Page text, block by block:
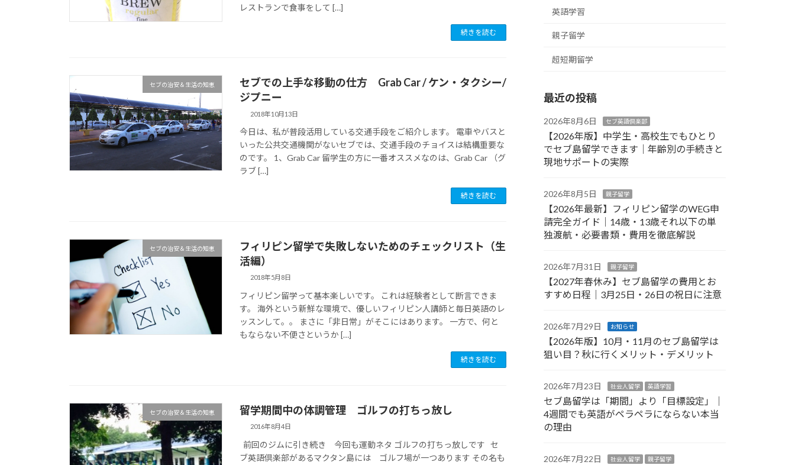
レストランで食事をして […]
続きを読む
セブの治安＆生活の知恵
セブでの上手な移動の仕方 Grab Car / ケン・タクシー/
ジプニー
2018年10月13日
今日は、私が普段活用している交通手段をご紹介します。 電車やバスと
いった公共交通機関がないセブでは、交通手段のチョイスは結構重要な
のです。 1、Grab Car 留学生の方に一番オススメなのは、Grab Car （グ
ラブ […]
続きを読む
セブの治安＆生活の知恵
フィリピン留学で失敗しないためのチェックリスト（生
活編）
2018年5月8日
フィリピン留学って基本楽しいです。 これは経験者として断言できま
す。 海外という新鮮な環境で、優しいフィリピン人講師と毎日英語のレ
ッスンして。。 まさに「非日常」がそこにはあります。 一方で、何と
もならない不便さというか […]
続きを読む
セブの治安＆生活の知恵 留学期間中の体調管理 ゴルフの打ちっ放し
2016年8月4日
前回のジムに引き続き 今回も運動ネタ ゴルフの打ちっ放しです セ
ブ英語倶楽部があるマクタン島には ゴルフ場が一つあります その名も
英語学習
親子留学
超短期留学
最近の投稿
2026年8月6日 セブ英語倶楽部
【2026年版】中学生・高校生でもひとり
でセブ島留学できます｜年齢別の手続きと
現地サポートの実際
2026年8月5日 親子留学
【2026年最新】フィリピン留学のWEG申
請完全ガイド｜14歳・13歳それ以下の単
独渡航・必要書類・費用を徹底解説
2026年7月31日 親子留学
【2027年春休み】セブ島留学の費用とお
すすめ日程｜3月25日・26日の祝日に注意
2026年7月29日 お知らせ
【2026年版】10月・11月のセブ島留学は
狙い目？秋に行くメリット・デメリット
2026年7月23日 社会人留学 英語学習
セブ島留学は「期間」より「目標設定」｜
4週間でも英語がペラペラにならない本当
の理由
2026年7月22日 社会人留学 親子留学